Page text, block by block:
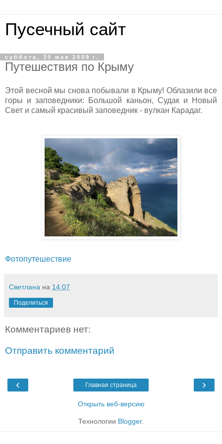
Пусечный сайт
суббота, 30 мая 2009 г.
Путешествия по Крыму
Этой весной мы снова побывали в Крыму! Облазили все
горы и заповедники: Большой каньон, Судак и Новый
Свет и самый красивый заповедник - вулкан Карадаг.
Фотопутешествие
Светлана на 14:07
Поделиться
Комментариев нет:
Отправить комментарий
‹ ›
Главная страница
Открыть веб-версию
Технологии Blogger.